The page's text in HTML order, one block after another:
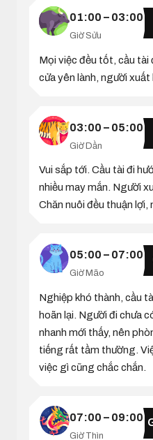
01:00 – 03:00
Giờ Sửu
Mọi việc đều tốt, cầu tài
cửa yên lành, người xuất
03:00 – 05:00
Giờ Dần
Vui sắp tới. Cầu tài đi
nhiều may mắn. Người
Chăn nuôi đều thuận lợi,
05:00 – 07:00
Giờ Mão
Nghiệp khó thành, cầu
hoãn lại. Người đi chưa
nhanh mới thấy, nên
tiếng rất tầm thường.
việc gì cũng chắc chắn.
07:00 – 09:00
Giờ Thìn